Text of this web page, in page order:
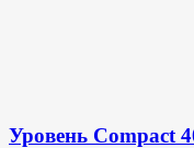
Уровень Compact